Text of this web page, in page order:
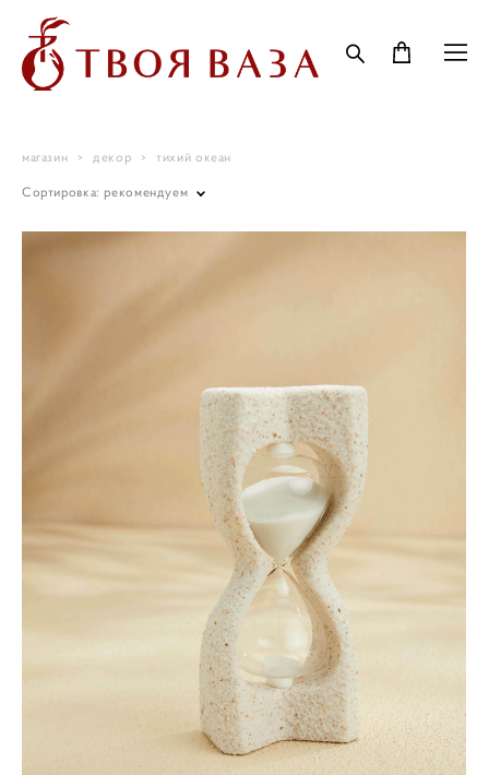
магазин > декор > тихий океан
Сортировка: рекомендуем